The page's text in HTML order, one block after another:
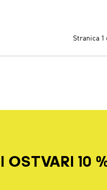
Stranica 1
OSTVARI 10